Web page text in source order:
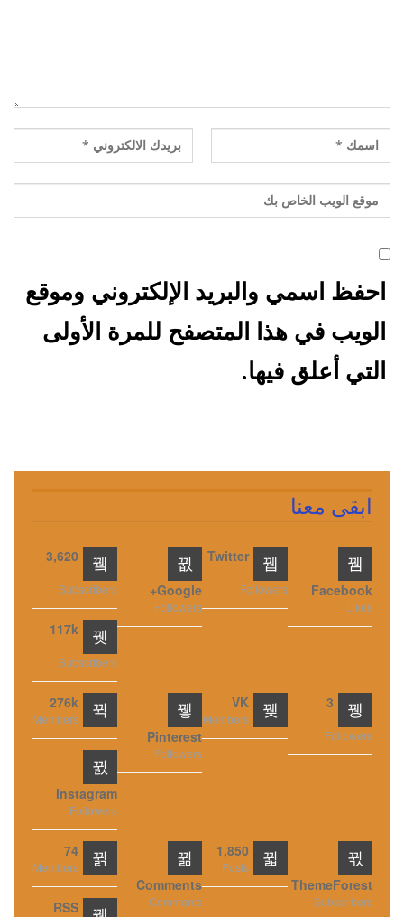
احفظ اسمي والبريد الإلكتروني وموقع
الويب في هذا المتصفح للمرة الأولى
التي أعلق فيها.
ابقى معنا
Facebook
Likes
Twitter
Followers
Google+
Followers
3,620
Subscribers
117k
Subscribers
3
Followers
VK
Members
Pinterest
Followers
276k
Members
Instagram
Followers
ThemeForest
Subscribers
1,850
Posts
Comments
Comments
74
Members
RSS